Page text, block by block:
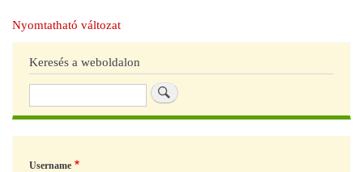
Nyomtatható változat
Keresés a weboldalon
Username